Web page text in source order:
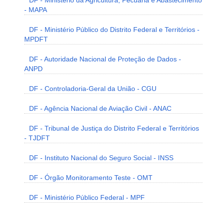
- MAPA
DF - Ministério Público do Distrito Federal e Territórios -
MPDFT
DF - Autoridade Nacional de Proteção de Dados -
ANPD
DF - Controladoria-Geral da União - CGU
DF - Agência Nacional de Aviação Civil - ANAC
DF - Tribunal de Justiça do Distrito Federal e Territórios
- TJDFT
DF - Instituto Nacional do Seguro Social - INSS
DF - Órgão Monitoramento Teste - OMT
DF - Ministério Público Federal - MPF